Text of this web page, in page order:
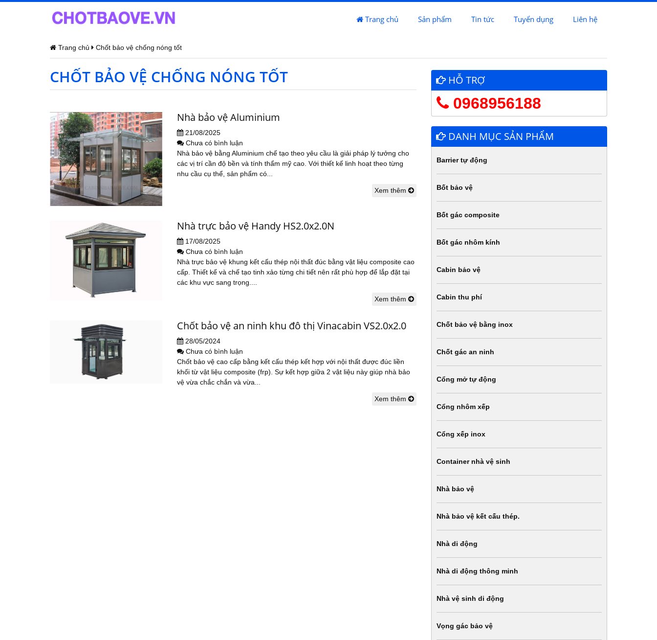
Trang chủ Sản phẩm Tin tức Tuyển dụng Liên hệ
Trang chủ Chốt bảo vệ chống nóng tốt
CHỐT BẢO VỆ CHỐNG NÓNG TỐT
Nhà bảo vệ Aluminium
21/08/2025
Chưa có bình luận
Nhà bảo vệ bằng Aluminium chế tạo theo yêu cầu là giải pháp lý tưởng cho
các vị trí cần độ bền và tính thẩm mỹ cao. Với thiết kế linh hoạt theo từng
nhu cầu cụ thể, sản phẩm có...
Xem thêm
Nhà trực bảo vệ Handy HS2.0x2.0N
17/08/2025
Chưa có bình luận
Nhà trực bảo vệ khung kết cấu thép nội thất đúc bằng vật liệu composite cao
cấp. Thiết kế và chế tạo tinh xảo từng chi tiết nên rất phù hợp để lắp đặt tại
các khu vực sang trọng....
Xem thêm
Chốt bảo vệ an ninh khu đô thị Vinacabin VS2.0x2.0
28/05/2024
Chưa có bình luận
Chốt bảo vệ cao cấp bằng kết cấu thép kết hợp với nội thất được đúc liền
khối từ vật liệu composite (frp). Sự kết hợp giữa 2 vật liệu này giúp nhà bảo
vệ vừa chắc chắn và vừa...
Xem thêm
HỖ TRỢ
0968956188
DANH MỤC SẢN PHẨM
Barrier tự động
Bốt bảo vệ
Bốt gác composite
Bốt gác nhôm kính
Cabin bảo vệ
Cabin thu phí
Chốt bảo vệ bằng inox
Chốt gác an ninh
Cổng mở tự động
Cổng nhôm xếp
Cổng xếp inox
Container nhà vệ sinh
Nhà bảo vệ
Nhà bảo vệ kết cấu thép.
Nhà di động
Nhà di động thông minh
Nhà vệ sinh di động
Vọng gác bảo vệ